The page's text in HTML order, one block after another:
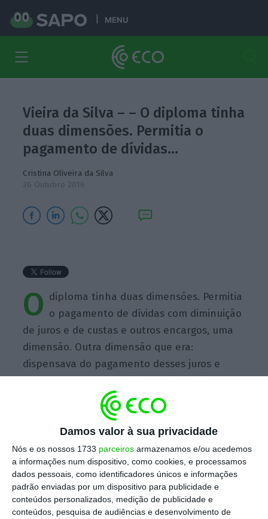
Damos valor à sua privacidade
Nós e os nossos 1733 parceiros armazenamos e/ou acedemos
a informações num dispositivo, como cookies, e processamos
dados pessoais, como identificadores únicos e informações
padrão enviadas por um dispositivo para publicidade e
conteúdos personalizados, medição de publicidade e
conteúdos, pesquisa de audiências e desenvolvimento de
MENU
Vieira da Silva – – O diploma tinha
duas dimensões. Permitia o
pagamento de dívidas…
Cristina Oliveira da Silva
26 Outubro 2016
O diploma tinha duas dimensões. Permitia
o pagamento de dívidas com diminuição
de juros e de custas e outros encargos, uma
dimensão. Outra dimensão que era:
dispensava do pagamento desses juros e
já não as tivesse.
https://eco.sapo.pt/quote/vieira-da-silva-o-diploma-tinha-duas-dimensoes-permitia-o-pagamento-de-dividas-5/ Copiar